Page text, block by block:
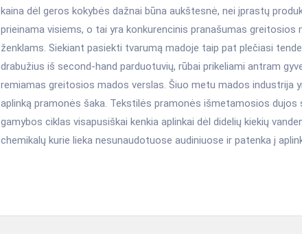
kaina dėl geros kokybės dažnai būna aukštesnė, nei įprastų
prieinama visiems, o tai yra konkurencinis pranašumas greitosios
ženklams. Siekiant pasiekti tvarumą madoje taip pat plečiasi
drabužius iš second-hand parduotuvių, rūbai prikeliami antram
remiamas greitosios mados verslas. Šiuo metu mados industrija
aplinką pramonės šaka. Tekstilės pramonės išmetamosios dujos
gamybos ciklas visapusiškai kenkia aplinkai dėl didelių kiekių
chemikalų kurie lieka nesunaudotuose audiniuose ir patenka į